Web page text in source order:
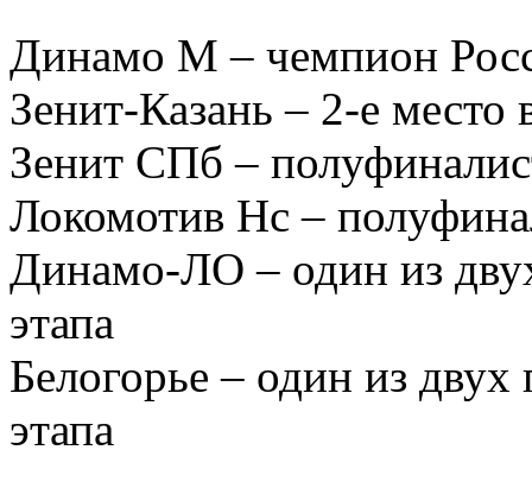
Динамо М – чемпион
Зенит-Казань – 2-е место
Зенит СПб –
Локомотив Нс –
Динамо-ЛО – один из
этапа
Белогорье – один из двух
этапа